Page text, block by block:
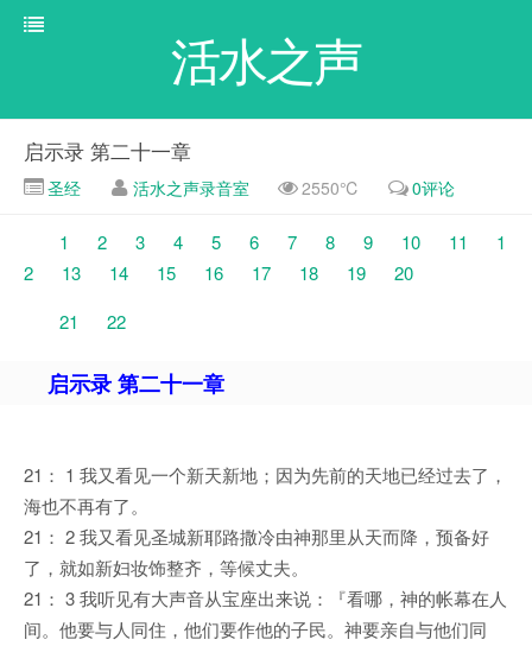
活水之声
启示录 第二十一章
圣经 活水之声录音室 2550℃ 0评论
1 2 3 4 5 6 7 8 9 10 11
1
2
13 14 15 16 17 18 19
20
21
22
启示录 第二十一章
21： 1 我又看见一个新天新地；因为先前的天地已经过去了，
海也不再有了。
21： 2 我又看见圣城新耶路撒冷由神那里从天而降，预备好
了，就如新妇妆饰整齐，等候丈夫。
21： 3 我听见有大声音从宝座出来说：『看哪，神的帐幕在人
间。他要与人同住，他们要作他的子民。神要亲自与他们同